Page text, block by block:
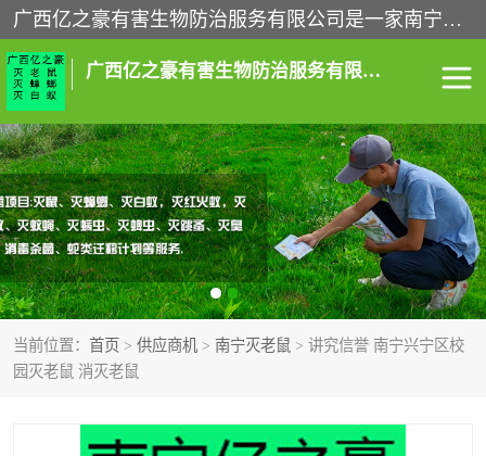
广西亿之豪有害生物防治服务有限公司是一家南宁灭鼠公司、灭蟑螂公司，南宁杀虫公司，南宁除虫公司，南宁灭跳蚤公司，南宁灭白蚁公司，南宁除四害公司,广西亿之豪有害生物防治服务有限公司专业灭蟑螂,除臭虫,其他害虫,服务上门,安全环保,售后保障,一次消杀，竭诚为您服务.
广西亿之豪有害生物防治服务有限公司
当前位置： 首页 > 供应商机 > 南宁灭老鼠 > 讲究信誉 南宁兴宁区校
园灭老鼠 消灭老鼠
南宁灭白蚁 南宁灭老鼠
南宁灭蟑螂 南宁杀虫
南宁除四害 南宁消杀
南宁除虫公司